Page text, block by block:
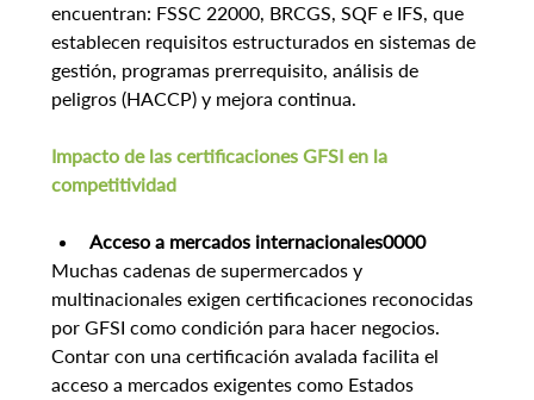
encuentran: FSSC 22000, BRCGS, SQF e IFS, que
establecen requisitos estructurados en sistemas de
gestión, programas prerrequisito, análisis de
peligros (HACCP) y mejora continua.
Impacto de las certificaciones GFSI en la
competitividad
Acceso a mercados internacionales0000
Muchas cadenas de supermercados y
multinacionales exigen certificaciones reconocidas
por GFSI como condición para hacer negocios.
Contar con una certificación avalada facilita el
acceso a mercados exigentes como Estados